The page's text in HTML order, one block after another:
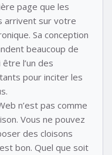
page que les
arrivent sur votre
Sa conception
beaucoup de
l’un des
pour inciter les
n’est pas comme
Vous ne pouvez
des cloisons
bon. Quel que soit